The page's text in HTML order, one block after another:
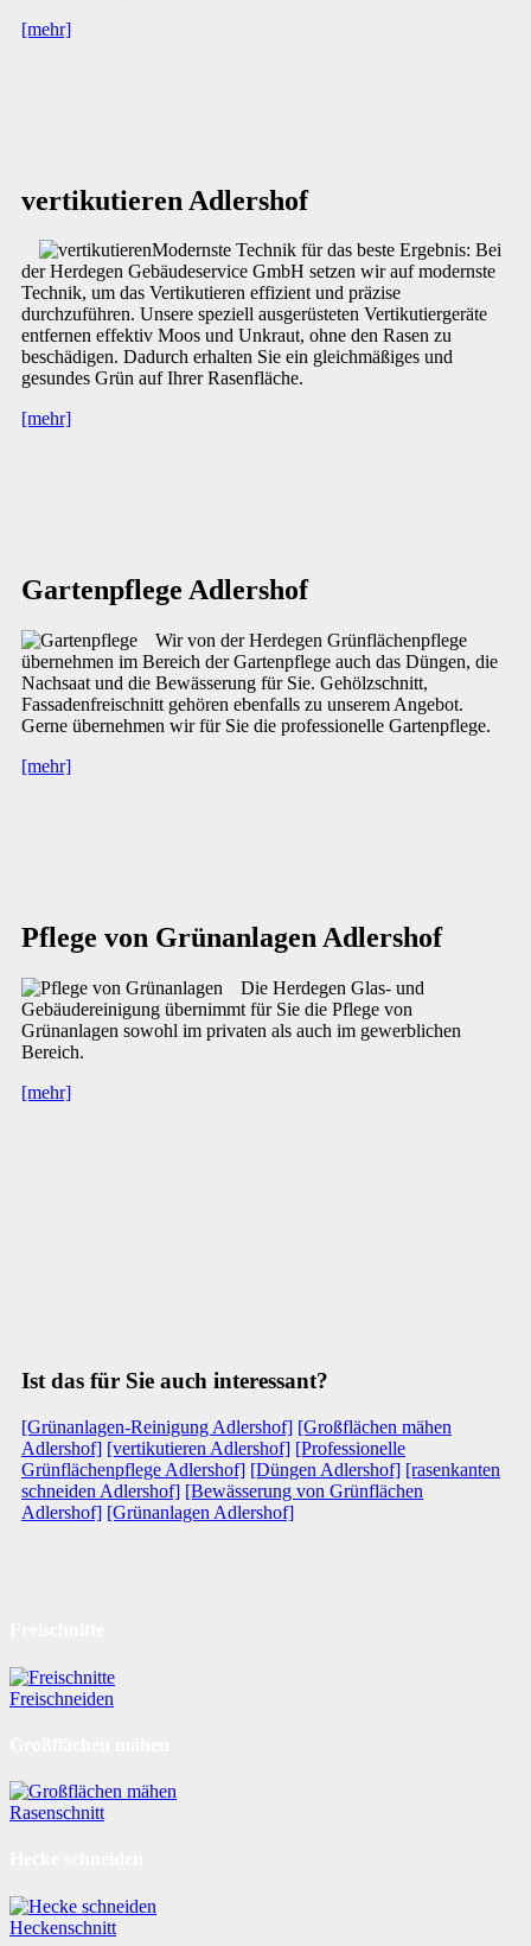
[mehr]
vertikutieren Adlershof
Modernste Technik für das beste Ergebnis: Bei
der Herdegen Gebäudeservice GmbH setzen wir auf modernste
Technik, um das Vertikutieren effizient und präzise
durchzuführen. Unsere speziell ausgerüsteten Vertikutiergeräte
entfernen effektiv Moos und Unkraut, ohne den Rasen zu
beschädigen. Dadurch erhalten Sie ein gleichmäßiges und
gesundes Grün auf Ihrer Rasenfläche.
[mehr]
Gartenpflege Adlershof
Wir von der Herdegen Grünflächenpflege
übernehmen im Bereich der Gartenpflege auch das Düngen, die
Nachsaat und die Bewässerung für Sie. Gehölzschnitt,
Fassadenfreischnitt gehören ebenfalls zu unserem Angebot.
Gerne übernehmen wir für Sie die professionelle Gartenpflege.
[mehr]
Pflege von Grünanlagen Adlershof
Die Herdegen Glas- und
Gebäudereinigung übernimmt für Sie die Pflege von
Grünanlagen sowohl im privaten als auch im gewerblichen
Bereich.
[mehr]
Ist das für Sie auch interessant?
[Grünanlagen-Reinigung Adlershof] [Großflächen mähen
Adlershof] [vertikutieren Adlershof] [Professionelle
Grünflächenpflege Adlershof] [Düngen Adlershof] [rasenkanten
schneiden Adlershof] [Bewässerung von Grünflächen
Adlershof] [Grünanlagen Adlershof]
Freischneiden
Rasenschnitt
Heckenschnitt